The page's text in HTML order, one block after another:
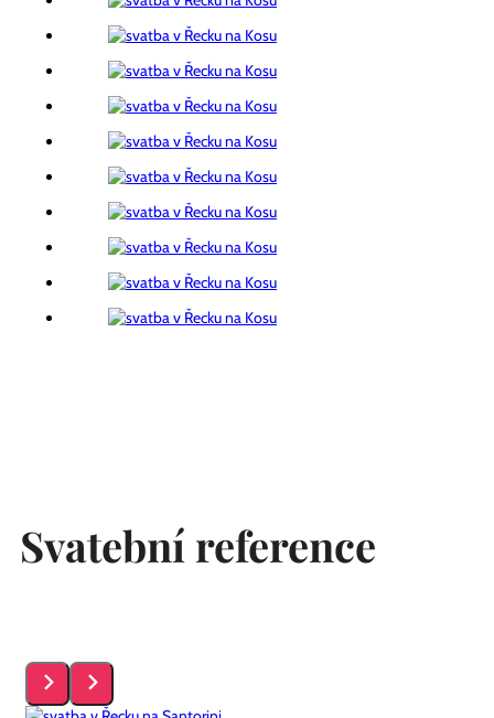
Svatební reference